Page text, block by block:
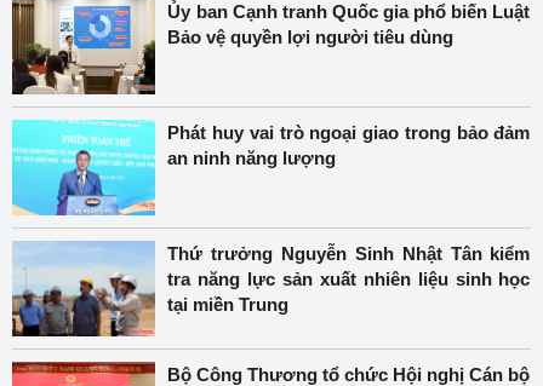
Ủy ban Cạnh tranh Quốc gia phổ biến Luật
Bảo vệ quyền lợi người tiêu dùng
Phát huy vai trò ngoại giao trong bảo đảm
an ninh năng lượng
Thứ trưởng Nguyễn Sinh Nhật Tân kiểm
tra năng lực sản xuất nhiên liệu sinh học
tại miền Trung
Bộ Công Thương tổ chức Hội nghị Cán bộ